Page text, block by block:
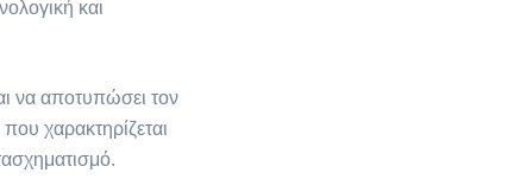
και
να αποτυπώσει τον
χαρακτηρίζεται